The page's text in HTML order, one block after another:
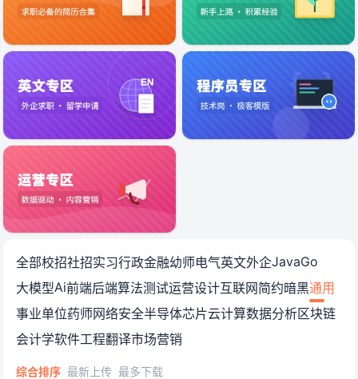
通用简历模板免费下载_通用
全部校招社招实习行政金融幼师电气英文外企JavaGo
大模型Ai前端后端算法测试运营设计互联网简约暗黑通用
事业单位药师网络安全半导体芯片云计算数据分析区块链
会计学软件工程翻译市场营销
综合排序 最新上传 最多下载